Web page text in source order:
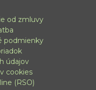
od zmluvy
podmienky
údajov
cookies
(RSO)